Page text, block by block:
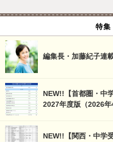
特集
編集長・加藤紀子連
NEW!!【首都圏・中
2027年度版（2026年
NEW!!【関西・中学